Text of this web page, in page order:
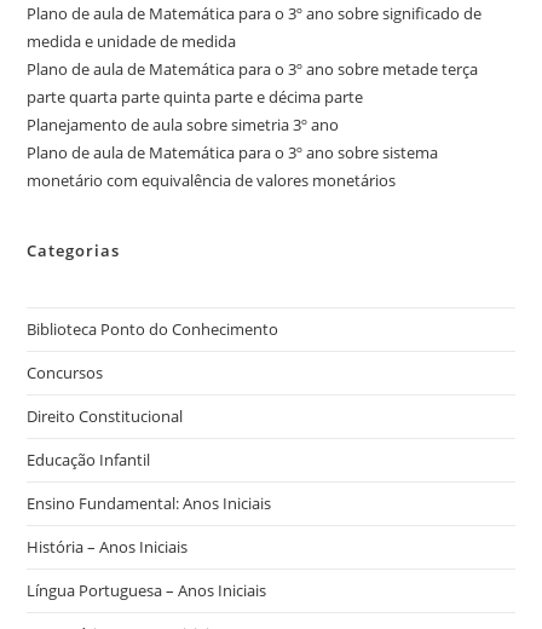
Plano de aula de Matemática para o 3º ano sobre significado de
medida e unidade de medida
Plano de aula de Matemática para o 3º ano sobre metade terça
parte quarta parte quinta parte e décima parte
Planejamento de aula sobre simetria 3º ano
Plano de aula de Matemática para o 3º ano sobre sistema
monetário com equivalência de valores monetários
Categorias
Biblioteca Ponto do Conhecimento
Concursos
Direito Constitucional
Educação Infantil
Ensino Fundamental: Anos Iniciais
História – Anos Iniciais
Língua Portuguesa – Anos Iniciais